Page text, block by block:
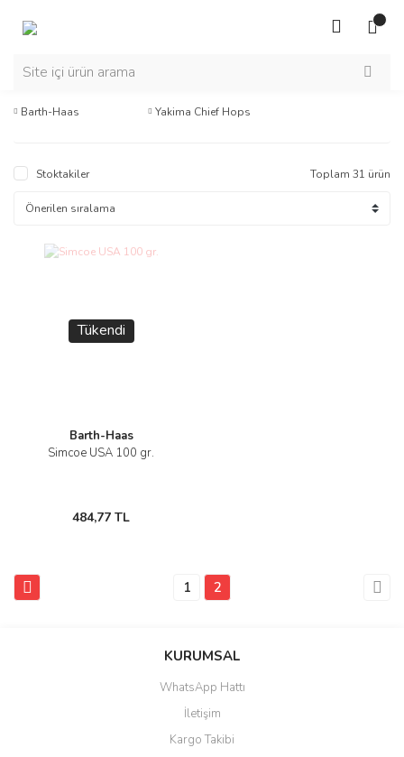
Barth-Haas Yakima Chief Hops
Stoktakiler Toplam 31 ürün
Tükendi
Barth-Haas
Simcoe USA 100 gr.
484,77 TL
1 2
KURUMSAL
WhatsApp Hattı
İletişim
Kargo Takibi